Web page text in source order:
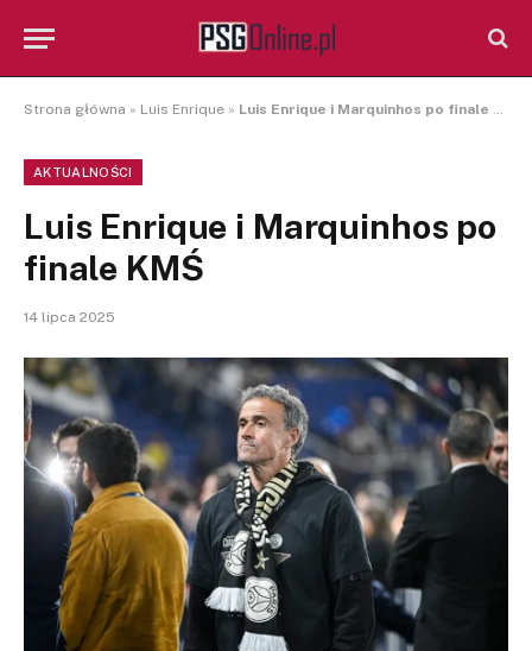
Strona główna » Luis Enrique » Luis Enrique i Marquinhos po finale KMŚ
AKTUALNOŚCI
Luis Enrique i Marquinhos po
finale KMŚ
14 lipca 2025